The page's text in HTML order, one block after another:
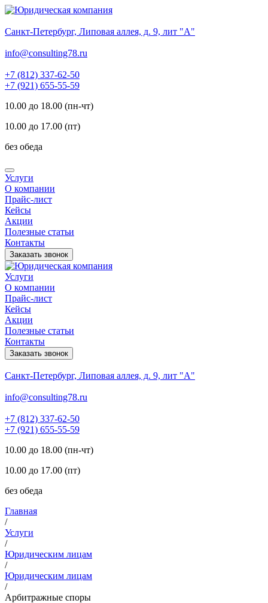
Санкт-Петербург, Липовая аллея, д. 9, лит "А"
info@consulting78.ru
+7 (812) 337-62-50
+7 (921) 655-55-59
10.00 до 18.00 (пн-чт)
10.00 до 17.00 (пт)
без обеда
Услуги
О компании
Прайс-лист
Кейсы
Акции
Полезные статьи
Контакты
Заказать звонок
Услуги
О компании
Прайс-лист
Кейсы
Акции
Полезные статьи
Контакты
Заказать звонок
Санкт-Петербург, Липовая аллея, д. 9, лит "А"
info@consulting78.ru
+7 (812) 337-62-50
+7 (921) 655-55-59
10.00 до 18.00 (пн-чт)
10.00 до 17.00 (пт)
без обеда
Главная
/
Услуги
/
Юридическим лицам
/
Юридическим лицам
/
Арбитражные споры